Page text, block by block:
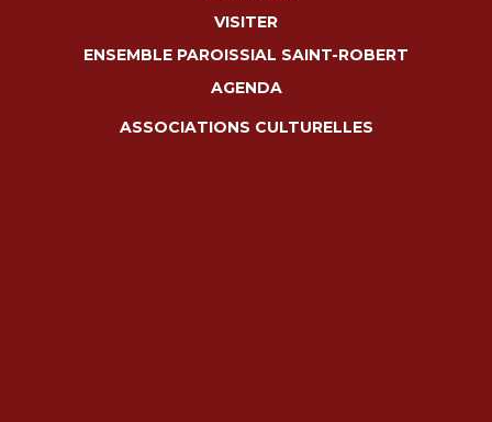
VISITER
ENSEMBLE PAROISSIAL SAINT-ROBERT
AGENDA
ASSOCIATIONS CULTURELLES